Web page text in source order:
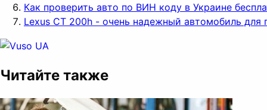
Как проверить авто по ВИН коду в Украине
Lexus CT 200h - очень надежный автомобиль для
Читайте также